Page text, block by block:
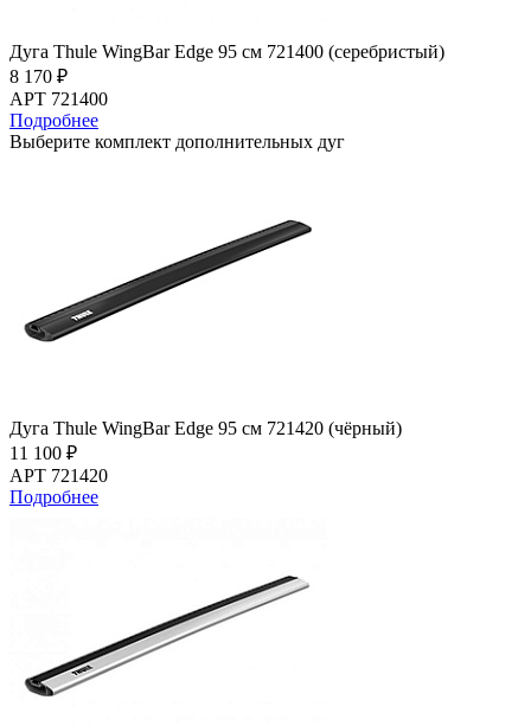
Дуга Thule WingBar Edge 95 см 721400 (серебристый)
8 170 ₽
АРТ 721400
Подробнее
Выберите комплект дополнительных дуг
Дуга Thule WingBar Edge 95 см 721420 (чёрный)
11 100 ₽
АРТ 721420
Подробнее